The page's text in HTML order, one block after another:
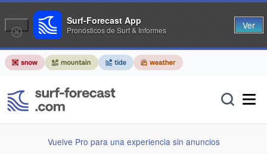
Vuelve Pro para una experiencia sin anuncios
Surf-Forecast App
Pronósticos de Surf & Informes Ver